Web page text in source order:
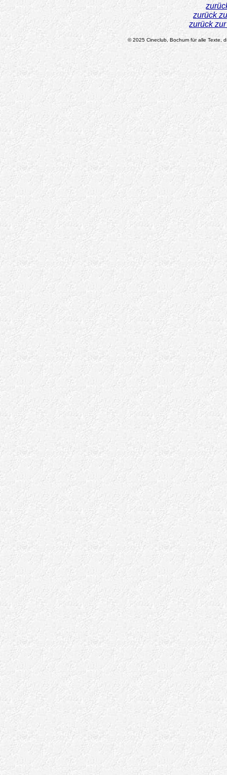
zurück
zurück
© 2025 Cineclub, Bochum für alle Texte,